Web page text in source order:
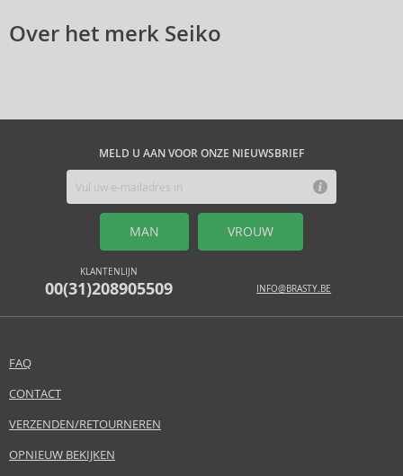
Over het merk Seiko
MELD U AAN VOOR ONZE NIEUWSBRIEF
MAN VROUW
KLANTENLIJN
00(31)208905509 INFO@BRASTY.BE
FAQ
CONTACT
VERZENDEN/RETOURNEREN
OPNIEUW BEKIJKEN